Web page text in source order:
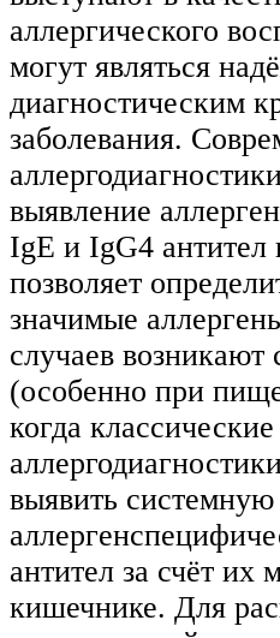
аллергического
могут являться
диагностическим
заболевания.
выявление
IgЕ и IgG4 антител
позволяет
значимые
случаев возникают
(особенно при
когда
выявить
антител за счёт их
кишечнике. Для